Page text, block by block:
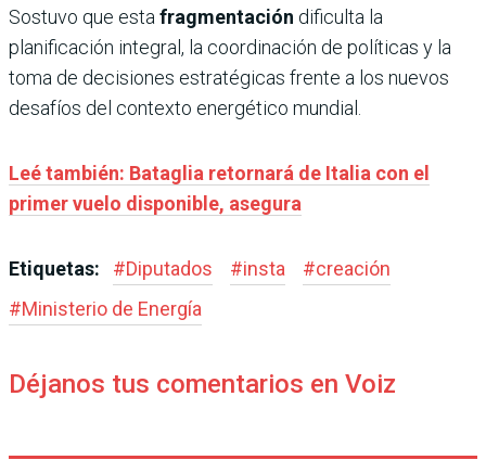
Sostuvo que esta fragmentación dificulta la
planificación integral, la coordinación de políticas y la
toma de decisiones estratégicas frente a los nuevos
desafíos del contexto energético mundial.
Leé también: Bataglia retornará de Italia con el
primer vuelo disponible, asegura
Etiquetas: #Diputados #insta #creación
#Ministerio de Energía
Déjanos tus comentarios en Voiz